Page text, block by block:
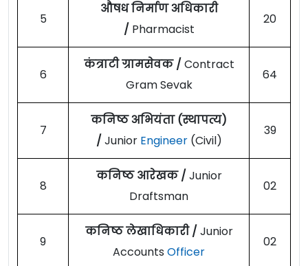
5
औषध निर्माण अधिकारी
/ Pharmacist
20
6
कंत्राटी ग्रामसेवक / Contract
Gram Sevak
64
7
कनिष्ठ अभियंता (स्थापत्य)
/ Junior Engineer (Civil)
39
8
कनिष्ठ आरेखक / Junior
Draftsman
02
9
कनिष्ठ लेखाधिकारी / Junior
Accounts Officer
02